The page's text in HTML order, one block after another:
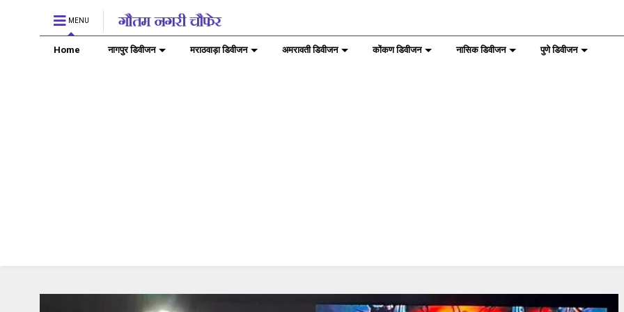
MENU
Home नागपुर डिवीजन मराठवाड़ा डिवीजन अमरावती डिवीजन कोंकण डिवीजन नासिक डिवीजन पुणे डिवीजन